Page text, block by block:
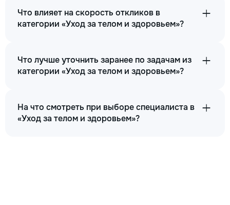
Что влияет на скорость откликов в
категории «Уход за телом и здоровьем»?
Что лучше уточнить заранее по задачам из
категории «Уход за телом и здоровьем»?
На что смотреть при выборе специалиста в
«Уход за телом и здоровьем»?